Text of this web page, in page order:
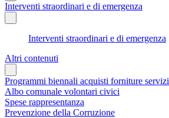
Interventi straordinari e di emergenza
Interventi straordinari e di emergenza
Altri contenuti
Programmi biennali acquisti forniture servizi
Albo comunale volontari civici
Spese rappresentanza
Prevenzione della Corruzione